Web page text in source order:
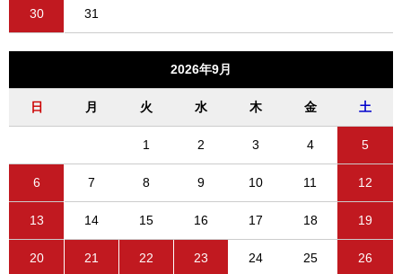
30 31
2026年9月
日 月 火 水 木 金 土
1 2 3 4 5
6 7 8 9 10 11 12
13 14 15 16 17 18 19
20 21 22 23 24 25 26